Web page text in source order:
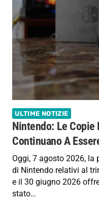
ULTIME NOTIZIE
Nintendo: Le Copie
Continuano A
Oggi, 7 agosto 2026,
di Nintendo relativi al
e il 30 giugno 2026
stato…